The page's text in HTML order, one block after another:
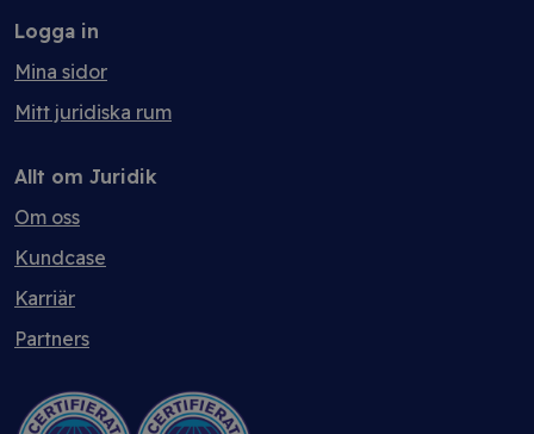
Logga in
Mina sidor
Mitt juridiska rum
Allt om Juridik
Om oss
Kundcase
Karriär
Partners